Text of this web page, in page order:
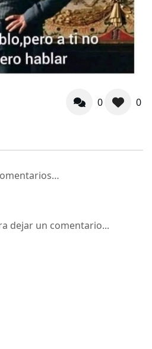
0 0
dejar un comentario...